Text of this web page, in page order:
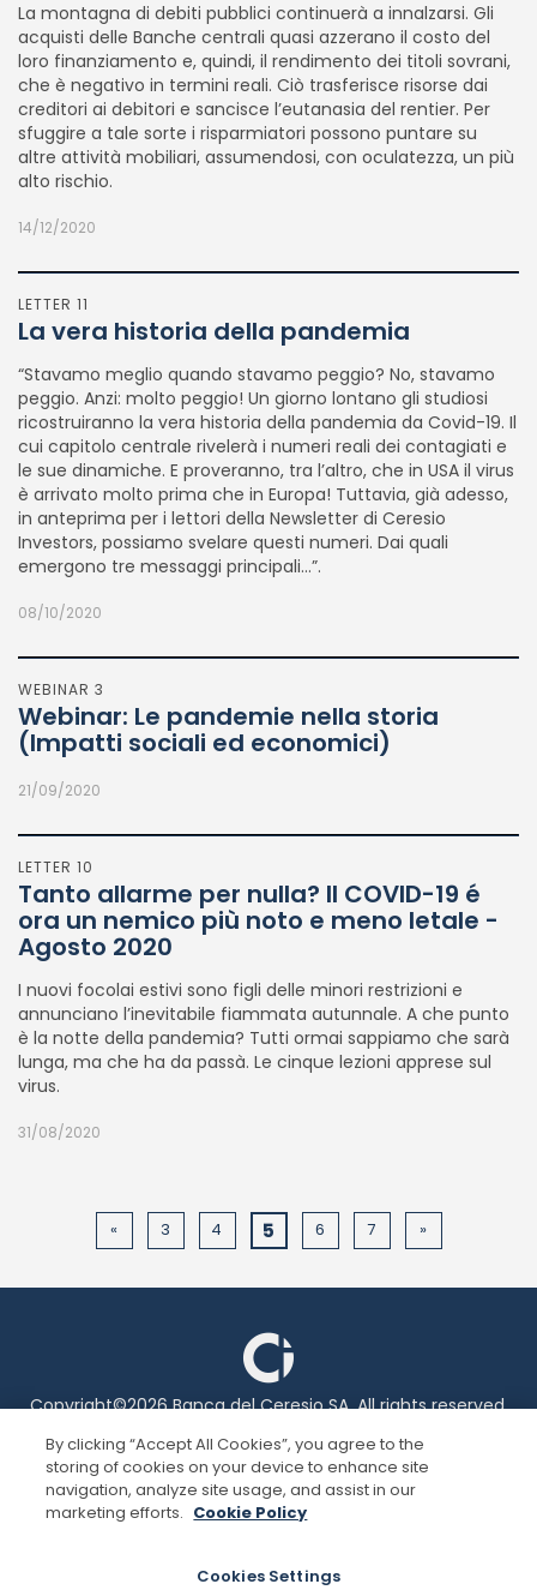
La montagna di debiti pubblici continuerà a innalzarsi. Gli
acquisti delle Banche centrali quasi azzerano il costo del
loro finanziamento e, quindi, il rendimento dei titoli sovrani,
che è negativo in termini reali. Ciò trasferisce risorse dai
creditori ai debitori e sancisce l’eutanasia del rentier. Per
sfuggire a tale sorte i risparmiatori possono puntare su
altre attività mobiliari, assumendosi, con oculatezza, un più
alto rischio.
14/12/2020
LETTER 11
La vera historia della pandemia
“Stavamo meglio quando stavamo peggio? No, stavamo
peggio. Anzi: molto peggio! Un giorno lontano gli studiosi
ricostruiranno la vera historia della pandemia da Covid-19. Il
cui capitolo centrale rivelerà i numeri reali dei contagiati e
le sue dinamiche. E proveranno, tra l’altro, che in USA il virus
è arrivato molto prima che in Europa! Tuttavia, già adesso,
in anteprima per i lettori della Newsletter di Ceresio
Investors, possiamo svelare questi numeri. Dai quali
emergono tre messaggi principali…”.
08/10/2020
WEBINAR 3
Webinar: Le pandemie nella storia
(Impatti sociali ed economici)
21/09/2020
LETTER 10
Tanto allarme per nulla? Il COVID-19 é
ora un nemico più noto e meno letale -
Agosto 2020
I nuovi focolai estivi sono figli delle minori restrizioni e
annunciano l’inevitabile fiammata autunnale. A che punto
è la notte della pandemia? Tutti ormai sappiamo che sarà
lunga, ma che ha da passà. Le cinque lezioni apprese sul
virus.
31/08/2020
« 3 4 5 6 7 »
Copyright©2026 Banca del Ceresio SA. All rights reserved.
Legal information
Privacy
By clicking “Accept All Cookies”, you agree to the
storing of cookies on your device to enhance site
navigation, analyze site usage, and assist in our
marketing efforts. Cookie Policy
Cookies Settings